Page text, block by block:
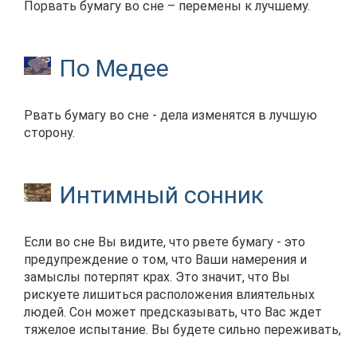
Порвать бумагу во сне – перемены к лучшему.
По Медее
Рвать бумагу во сне - дела изменятся в лучшую
сторону.
Интимный сонник
Если во сне Вы видите, что рвете бумагу - это
предупреждение о том, что Ваши намерения и
замыслы потерпят крах. Это значит, что Вы
рискуете лишиться расположения влиятельных
людей. Сон может предсказывать, что Вас ждет
тяжелое испытание. Вы будете сильно переживать,